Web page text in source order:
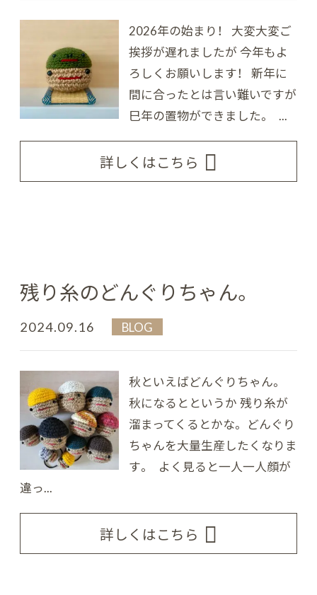
2026年の始まり！ 大変大変ご
挨拶が遅れましたが 今年もよ
ろしくお願いします！ 新年に
間に合ったとは言い難いですが
巳年の置物ができました。 ...
詳しくはこちら
残り糸のどんぐりちゃん。
2024.09.16 BLOG
秋といえばどんぐりちゃん。
秋になるとというか 残り糸が
溜まってくるとかな。 どんぐり
ちゃんを大量生産したくなりま
す。 よく見ると一人一人顔が
違っ...
詳しくはこちら